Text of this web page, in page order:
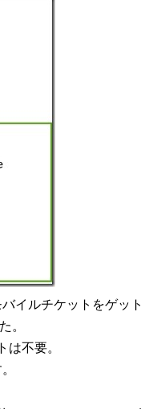
イルチケットをゲッ
。
は不要。